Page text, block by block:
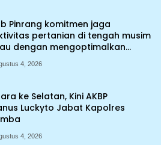
Pinrang komitmen jaga
pertanian di tengah musim
dengan mengoptimalkan
Irigasi perpompaan (Irpom)
4, 2026
ke Selatan, Kini AKBP
Luckyto Jabat Kapolres
4, 2026